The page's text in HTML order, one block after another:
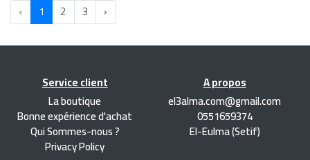
‹ 1 2 3 ›
Service client
La boutique
Bonne expérience d'achat
Qui Sommes-nous ?
Privacy Policy
A propos
el3alma.com@gmail.com
0551659374
El-Eulma (Setif)